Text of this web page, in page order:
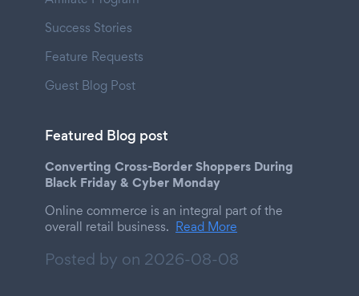
Success Stories
Feature Requests
Guest Blog Post
Featured Blog post
Converting Cross-Border Shoppers During
Black Friday & Cyber Monday
Online commerce is an integral part of the
overall retail business. Read More
Posted by on 2026-08-08